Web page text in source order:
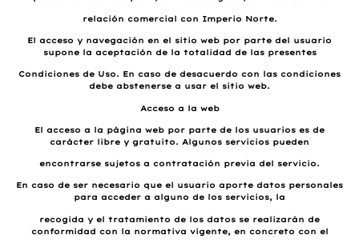
relación comercial con Imperio Norte.
El acceso y navegación en el sitio web por parte del usuario
supone la aceptación de la totalidad de las presentes
Condiciones de Uso. En caso de desacuerdo con las condiciones
debe abstenerse a usar el sitio web.
Acceso a la web
El acceso a la página web por parte de los usuarios es de
carácter libre y gratuito. Algunos servicios pueden
encontrarse sujetos a contratación previa del servicio.
En caso de ser necesario que el usuario aporte datos personales
para acceder a alguno de los servicios, la
recogida y el tratamiento de los datos se realizarán de
conformidad con la normativa vigente, en concreto con el